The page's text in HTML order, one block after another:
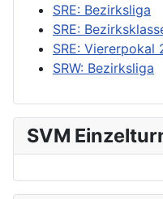
SRE: Bezirksliga
SRE:
SRE: Viererpokal
SRW: Bezirksliga
SVM